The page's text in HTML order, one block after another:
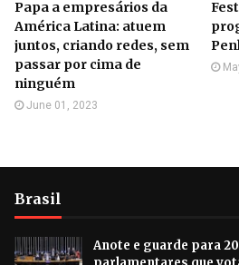
Papa a empresários da
América Latina: atuem
juntos, criando redes, sem
passar por cima de
ninguém
June 01, 2023
Brasil
Anote e guarde para